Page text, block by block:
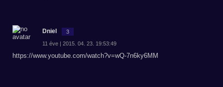
Dniel 3
11 éve | 2015. 04. 23. 19:53:49
https://www.youtube.com/watch?v=wQ-7n6ky6MM